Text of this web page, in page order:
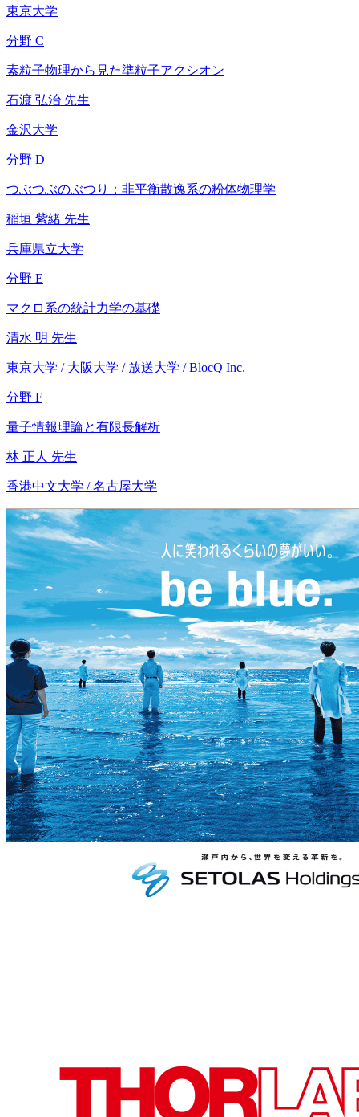
東京大学
分野 C
素粒子物理から見た準粒子アクシオン
石渡 弘治 先生
金沢大学
分野 D
つぶつぶのぶつり：非平衡散逸系の粉体物理学
稲垣 紫緒 先生
兵庫県立大学
分野 E
マクロ系の統計力学の基礎
清水 明 先生
東京大学 / 大阪大学 / 放送大学 / BlocQ Inc.
分野 F
量子情報理論と有限長解析
林 正人 先生
香港中文大学 / 名古屋大学